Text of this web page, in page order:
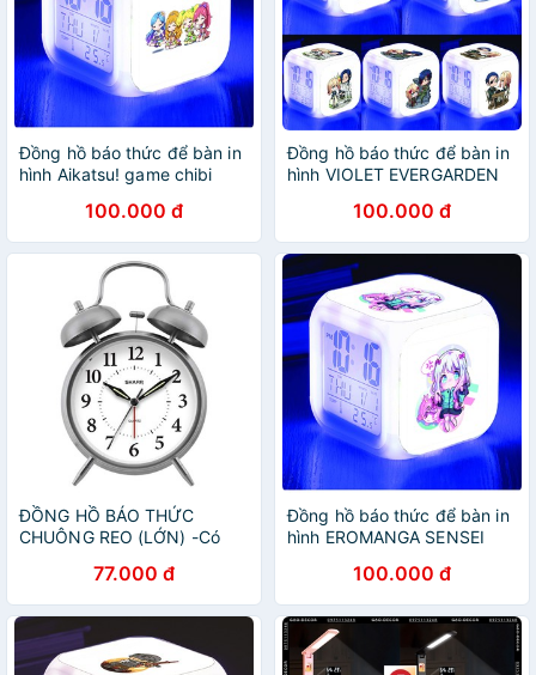
Đồng hồ báo thức để bàn in
hình Aikatsu! game chibi
100.000 đ
Đồng hồ báo thức để bàn in
hình VIOLET EVERGARDEN
100.000 đ
ĐỒNG HỒ BÁO THỨC
CHUÔNG REO (LỚN) -Có
77.000 đ
Đồng hồ báo thức để bàn in
hình EROMANGA SENSEI
100.000 đ